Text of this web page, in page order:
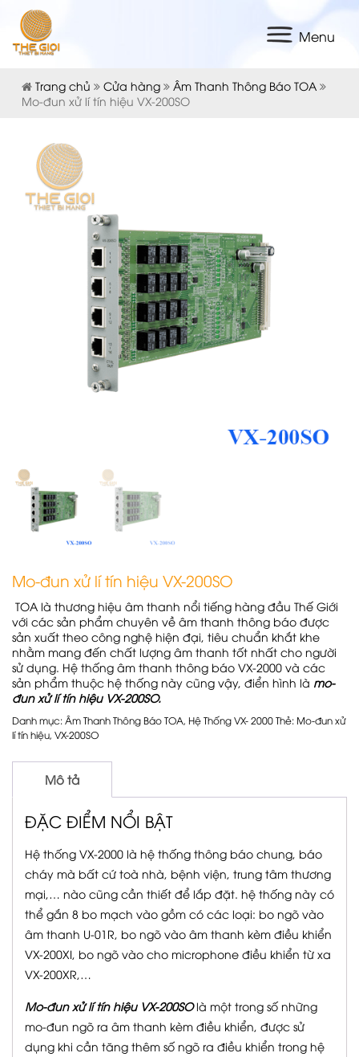
Menu
Trang chủ Cửa hàng
Âm Thanh Thông Báo TOA
Mo-đun xử lí tín hiệu VX-200SO
Mo-đun xử lí tín hiệu VX-200SO
TOA là thương hiệu âm thanh nổi tiếng hàng đầu Thế Giới
với các sản phẩm chuyên về âm thanh thông báo được
sản xuất theo công nghệ hiện đại, tiêu chuẩn khắt khe
nhằm mang đến chất lượng âm thanh tốt nhất cho người
sử dụng. Hệ thống âm thanh thông báo VX-2000 và các
sản phẩm thuộc hệ thống này cũng vậy, điển hình là mo-
đun xử lí tín hiệu VX-200SO.
Danh mục:Âm Thanh Thông Báo TOA, Hệ Thống VX- 2000Thẻ:Mo-đun xử
lí tín hiệu, VX-200SO
Mô tả
ĐẶC ĐIỂM NỔI BẬT
Hệ thống VX-2000 là hệ thống thông báo chung, báo
cháy mà bất cứ toà nhà, bệnh viện, trung tâm thương
mại,… nào cũng cần thiết để lắp đặt. hệ thống này có
thể gắn 8 bo mạch vào gồm có các loại: bo ngõ vào
âm thanh U-01R, bo ngõ vào âm thanh kèm điều khiển
VX-200XI, bo ngõ vào cho microphone điều khiển từ xa
VX-200XR,…
Mo-đun xử lí tín hiệu VX-200SO là một trong số những
mo-đun ngõ ra âm thanh kèm điều khiển, được sử
dụng khi cần tăng thêm số ngõ ra điều khiển trong hệ